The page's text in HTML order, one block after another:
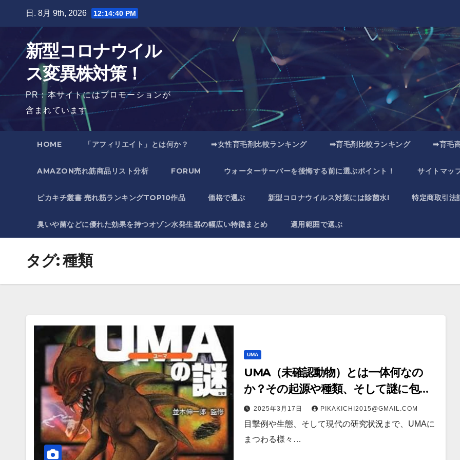
日. 8月 9th, 2026 12:14:41 PM
新型コロナウイル
ス変異株対策！
PR：本サイトにはプロモーションが
含まれています
HOME 「アフィリエイト」とは何か？ ➡女性育毛剤比較ランキング ➡育毛剤比較ランキング ➡育毛
AMAZON売れ筋商品リスト分析 FORUM ウォーターサーバーを後悔する前に選ぶポイント！ サイトマッ
ピカキチ叢書 売れ筋ランキングTOP10作品 価格で選ぶ 新型コロナウイルス対策には除菌水! 特定商取引法
臭いや菌などに優れた効果を持つオゾン水発生器の幅広い特徴まとめ 適用範囲で選ぶ
タグ:種類
UMA
UMA（未確認動物）とは一体何なの
か？その起源や種類、そして謎に包ま
れた存在とは？
2025年3月17日 PIKAKICHI2015@GMAIL.COM
目撃例や生態、そして現代の研究状況まで、UMAに
まつわる様々…